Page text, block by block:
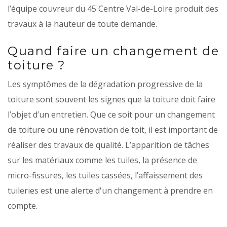
l’équipe couvreur du 45 Centre Val-de-Loire produit des
travaux à la hauteur de toute demande.
Quand faire un changement de
toiture ?
Les symptômes de la dégradation progressive de la
toiture sont souvent les signes que la toiture doit faire
l’objet d’un entretien. Que ce soit pour un changement
de toiture ou une rénovation de toit, il est important de
réaliser des travaux de qualité. L’apparition de tâches
sur les matériaux comme les tuiles, la présence de
micro-fissures, les tuiles cassées, l’affaissement des
tuileries est une alerte d'un changement à prendre en
compte.